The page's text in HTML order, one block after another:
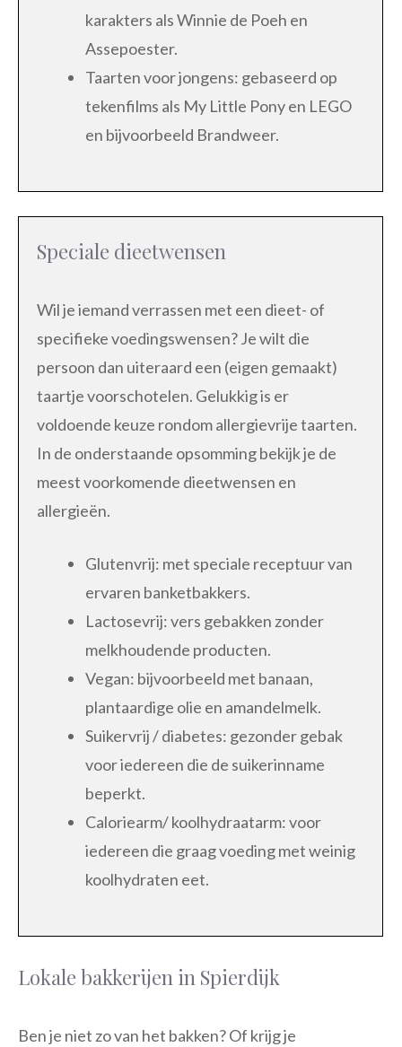
karakters als Winnie de Poeh en
Assepoester.
Taarten voor jongens: gebaseerd op
tekenfilms als My Little Pony en LEGO
en bijvoorbeeld Brandweer.
Speciale dieetwensen
Wil je iemand verrassen met een dieet- of
specifieke voedingswensen? Je wilt die
persoon dan uiteraard een (eigen gemaakt)
taartje voorschotelen. Gelukkig is er
voldoende keuze rondom allergievrije taarten.
In de onderstaande opsomming bekijk je de
meest voorkomende dieetwensen en
allergieën.
Glutenvrij: met speciale receptuur van
ervaren banketbakkers.
Lactosevrij: vers gebakken zonder
melkhoudende producten.
Vegan: bijvoorbeeld met banaan,
plantaardige olie en amandelmelk.
Suikervrij / diabetes: gezonder gebak
voor iedereen die de suikerinname
beperkt.
Caloriearm/ koolhydraatarm: voor
iedereen die graag voeding met weinig
koolhydraten eet.
Lokale bakkerijen in Spierdijk
Ben je niet zo van het bakken? Of krijg je